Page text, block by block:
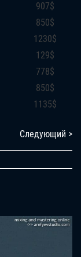
907$
850$
1230$
129$
778$
850$
1135$
Следующий >